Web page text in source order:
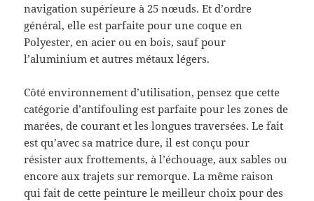
navigation supérieure à 25 nœuds. Et d’ordre
général, elle est parfaite pour une coque en
Polyester, en acier ou en bois, sauf pour
l’aluminium et autres métaux légers.
Côté environnement d’utilisation, pensez que cette
catégorie d’antifouling est parfaite pour les zones de
marées, de courant et les longues traversées. Le fait
est qu’avec sa matrice dure, il est conçu pour
résister aux frottements, à l’échouage, aux sables ou
encore aux trajets sur remorque. La même raison
qui fait de cette peinture le meilleur choix pour des